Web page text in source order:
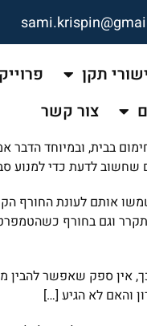
תקן
צור קשר
בבית, ובמיוחד הדבר
שחשוב לדעת כדי למנוע
אותם לעונת החורף
וגם בחורף
ספק שאפשר להבין
והאם לא הגיע […]